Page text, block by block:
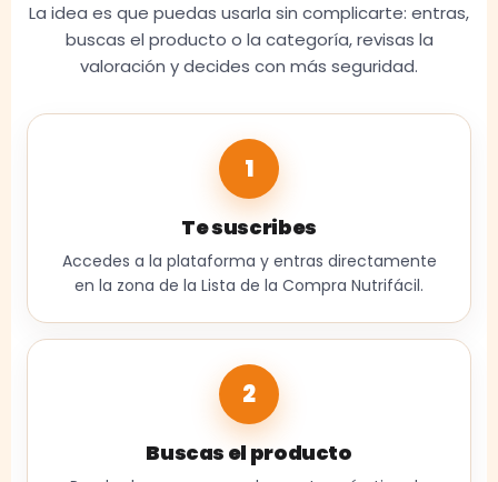
La idea es que puedas usarla sin complicarte: entras,
buscas el producto o la categoría, revisas la
valoración y decides con más seguridad.
1
Te suscribes
Accedes a la plataforma y entras directamente
en la zona de la Lista de la Compra Nutrifácil.
2
Buscas el producto